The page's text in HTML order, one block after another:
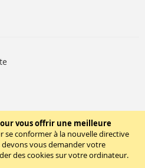
vous offrir une meilleure
se conformer à la nouvelle directive
vous demander votre
des cookies sur votre ordinateur.
NOUS